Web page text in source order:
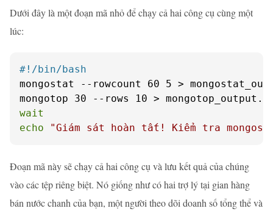
Dưới đây là một đoạn mã nhỏ để chạy cả hai công cụ cùng một
lúc:
#!/bin/bash
mongostat --rowcount 60 5 >
wait
echo
"Giám sát hoàn tất! Kiểm tra
Đoạn mã này sẽ chạy cả hai công cụ và lưu kết quả của chúng
vào các tệp riêng biệt. Nó giống như có hai trợ lý tại gian hàng
bán nước chanh của bạn, một người theo dõi doanh số tổng thể và